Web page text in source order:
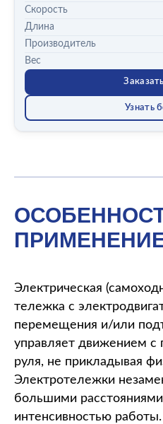
Скорость
Длина
Производитель
Вес
Узнать
Электрическая
тележка с
перемещения и/или
управляет движением
руля, не прикладывая
Электротележки
большими
интенсивностью работы.